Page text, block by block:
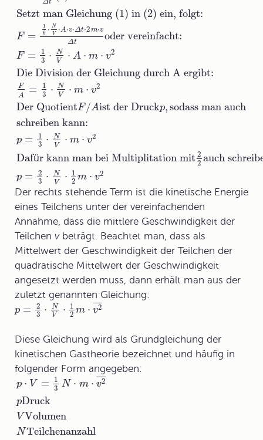
Δt
Setzt man Gleichung (1) in (2) ein, folgt:
F =
1
6 ⋅ N
V
⋅A⋅v⋅Δt⋅2 m⋅v
Δt oder vereinfacht:
F =
1
3 ⋅
N
V
⋅ A ⋅ m ⋅ v2
Die Division der Gleichung durch A ergibt:
F
A
=
1
3 ⋅
N
V
⋅ m ⋅ v2
Der QuotientF /Aist der Druckp,sodass man auch
schreiben kann:
p =
1
3 ⋅
N
V
⋅ m ⋅ v2
Dafür kann man bei Multiplitation mit 2
2 auch
p =
2
3 ⋅
N
V
⋅ 1
2 m ⋅ v2
Der rechts stehende Term ist die kinetische Energie
eines Teilchens unter der vereinfachenden
Annahme, dass die mittlere Geschwindigkeit der
Teilchen vbeträgt. Beachtet man, dass als
Mittelwert der Geschwindigkeit der Teilchen der
quadratische Mittelwert der Geschwindigkeit
angesetzt werden muss, dann erhält man aus der
zuletzt genannten Gleichung:
p =
2
3 ⋅
N
V
⋅ 1
2 m ⋅ v2
¯¯
¯
Diese Gleichung wird als Grundgleichung der
kinetischen Gastheorie bezeichnet und häufig in
folgender Form angegeben:
p ⋅ V =
1
3 N ⋅ m ⋅ v2
¯¯
¯
pDruck
V Volumen
NTeilchenanzahl